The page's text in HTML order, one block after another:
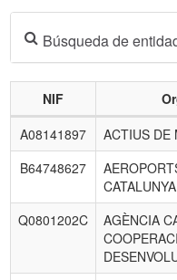
Búsqueda de
Listado
de
entidades
NIF
A08141897
ACTIUS DE
B64748627
Q0801202C
AGÈNCIA